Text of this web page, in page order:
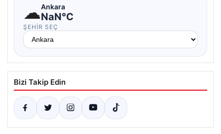
☁Ankara
NaN°C
ŞEHIR SEÇ
Bizi Takip Edin